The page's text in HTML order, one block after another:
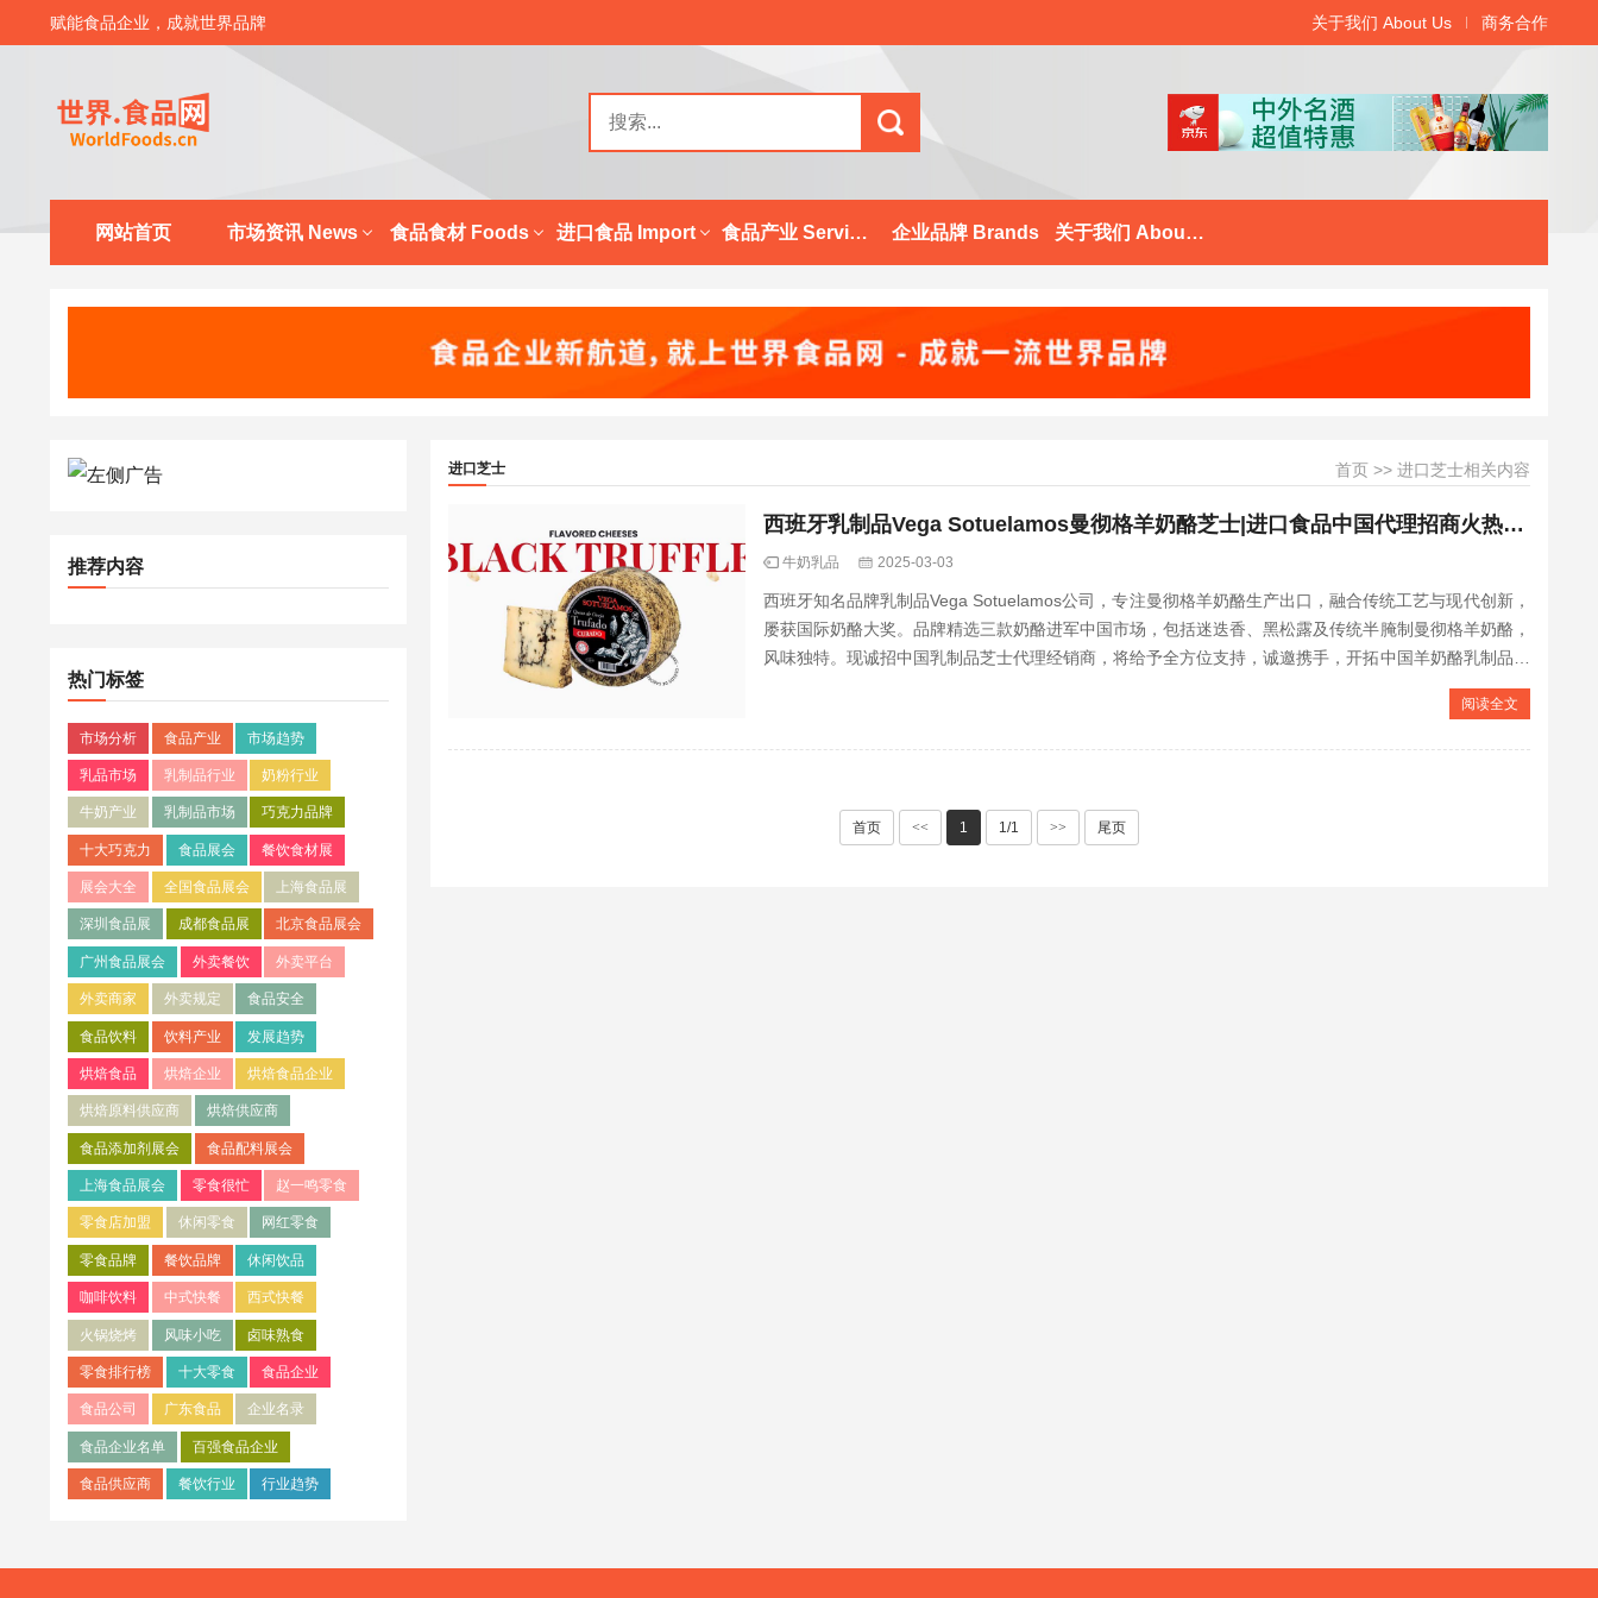
赋能食品企业，成就世界品牌 关于我们 About Us 商务合作
网站首页 市场资讯 News 食品食材 Foods 进口食品 Import 食品产业 Services 企业品牌 Brands 关于我们 About Us
推荐内容
热门标签
市场分析 食品产业 市场趋势
乳品市场 乳制品行业 奶粉行业
牛奶产业 乳制品市场 巧克力品牌
十大巧克力 食品展会 餐饮食材展
展会大全 全国食品展会 上海食品展
深圳食品展 成都食品展 北京食品展会
广州食品展会 外卖餐饮 外卖平台
外卖商家 外卖规定 食品安全
食品饮料 饮料产业 发展趋势
烘焙食品 烘焙企业 烘焙食品企业
烘焙原料供应商 烘焙供应商
食品添加剂展会 食品配料展会
上海食品展会 零食很忙 赵一鸣零食
零食店加盟 休闲零食 网红零食
零食品牌 餐饮品牌 休闲饮品
咖啡饮料 中式快餐 西式快餐
火锅烧烤 风味小吃 卤味熟食
零食排行榜 十大零食 食品企业
食品公司 广东食品 企业名录
食品企业名单 百强食品企业
食品供应商 餐饮行业 行业趋势
首页 >> 进口芝士相关内容
进口芝士
西班牙乳制品Vega Sotuelamos曼彻格羊奶酪芝士|进口食品中国代理招商火热开启
牛奶乳品 2025-03-03
西班牙知名品牌乳制品Vega Sotuelamos公司，专注曼彻格羊奶酪生产出口，融合传统工艺与现代创新，
屡获国际奶酪大奖。品牌精选三款奶酪进军中国市场，包括迷迭香、黑松露及传统半腌制曼彻格羊奶酪，
风味独特。现诚招中国乳制品芝士代理经销商，将给予全方位支持，诚邀携手，开拓中国羊奶酪乳制品市
阅读全文
首页 << 1 1/1 >> 尾页